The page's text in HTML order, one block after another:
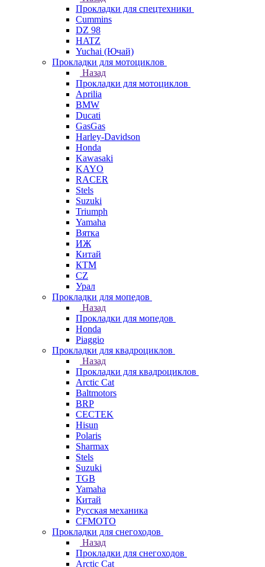
Прокладки для спецтехники
Cummins
DZ 98
HATZ
Yuchai (Ючай)
Прокладки для мотоциклов
Назад
Прокладки для мотоциклов
Aprilia
BMW
Ducati
GasGas
Harley-Davidson
Honda
Kawasaki
KAYO
RACER
Stels
Suzuki
Triumph
Yamaha
Вятка
ИЖ
Китай
КТМ
СZ
Урал
Прокладки для мопедов
Назад
Прокладки для мопедов
Honda
Piaggio
Прокладки для квадроциклов
Назад
Прокладки для квадроциклов
Arctic Cat
Baltmotors
BRP
CECTEK
Hisun
Polaris
Sharmax
Stels
Suzuki
TGB
Yamaha
Китай
Русская механика
СFMOTO
Прокладки для снегоходов
Назад
Прокладки для снегоходов
Arctic Cat